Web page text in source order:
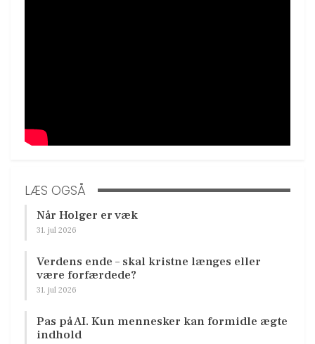
LÆS OGSÅ
Når Holger er væk
31. jul 2026
Verdens ende – skal kristne længes eller
være forfærdede?
31. jul 2026
Pas på AI. Kun mennesker kan formidle ægte
indhold